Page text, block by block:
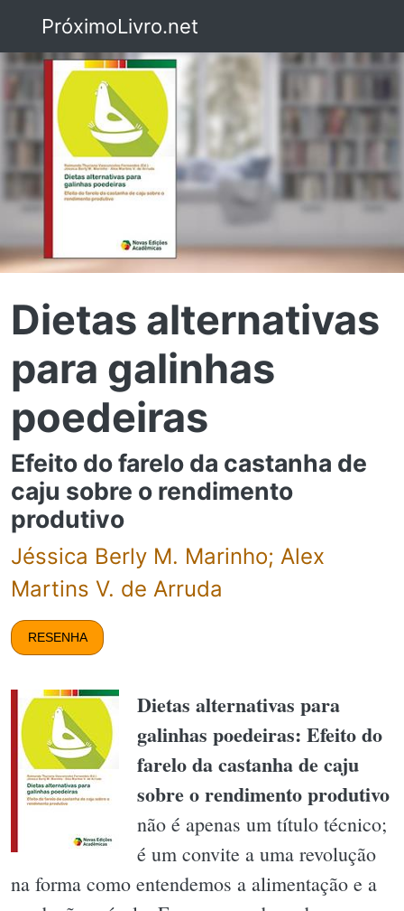
PróximoLivro.net
Dietas alternativas
para galinhas
poedeiras
Efeito do farelo da castanha de
caju sobre o rendimento
produtivo
Jéssica Berly M. Marinho; Alex
Martins V. de Arruda
RESENHA
Dietas alternativas para
galinhas poedeiras: Efeito do
farelo da castanha de caju
sobre o rendimento produtivo
não é apenas um título técnico;
é um convite a uma revolução
na forma como entendemos a alimentação e a